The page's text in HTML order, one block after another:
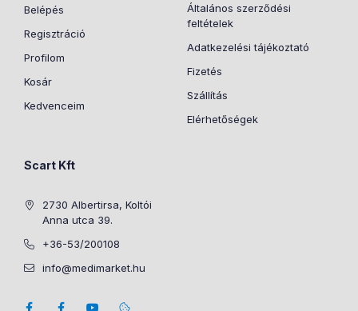
Belépés
Regisztráció
Profilom
Kosár
Kedvenceim
Általános szerződési
feltételek
Adatkezelési tájékoztató
Fizetés
Szállítás
Elérhetőségek
Scart Kft
2730 Albertirsa, Koltói
Anna utca 39.
+36-53/200108
info@medimarket.hu